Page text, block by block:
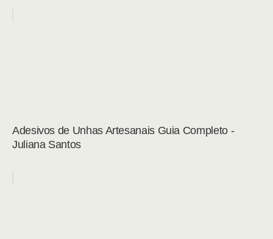
Adesivos de Unhas Artesanais Guia Completo -
Juliana Santos